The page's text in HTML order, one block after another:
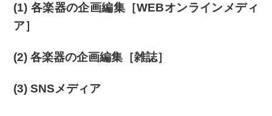
(1) 各楽器の企画編集［WEBオンラインメディ
ア］
(2) 各楽器の企画編集［雑誌］
(3) SNSメディア